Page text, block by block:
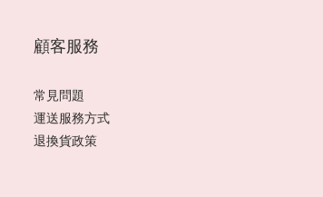
顧客服務
常見問題
運送服務方式
退換貨政策